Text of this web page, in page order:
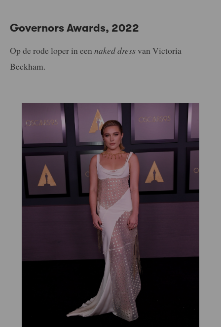
Governors Awards, 2022
Op de rode loper in een naked dressvan Victoria
Beckham.